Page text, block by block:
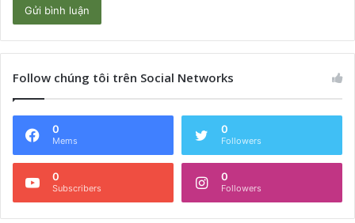
Follow chúng tôi trên Social Networks
0
Mems
0
Followers
0
Subscribers
0
Followers